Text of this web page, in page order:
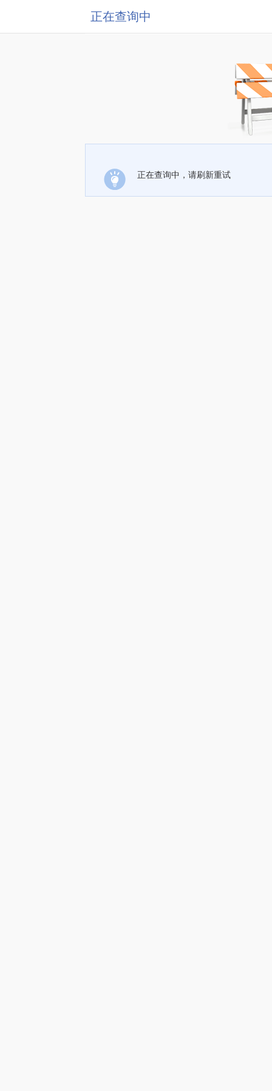
正在查询中
正在查询中，请刷新重试